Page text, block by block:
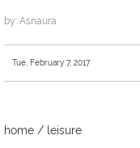
by: Asnaura
Tue, February 7, 2017
home / leisure